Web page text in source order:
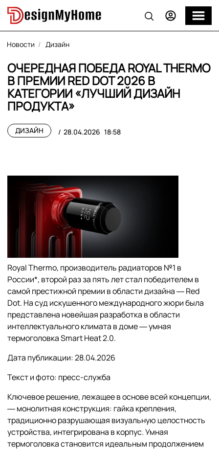
Новости Дизайн
ОЧЕРЕДНАЯ ПОБЕДА ROYAL THERMO
В ПРЕМИИ RED DOT 2026 В
КАТЕГОРИИ «ЛУЧШИЙ ДИЗАЙН
ПРОДУКТА»
ДИЗАЙН 28.04.2026 18:58
Royal Thermo, производитель радиаторов №1 в
России*, второй раз за пять лет стал победителем в
самой престижной премии в области дизайна ― Red
Dot. На суд искушенного международного жюри была
представлена новейшая разработка в области
интеллектуального климата в доме ― умная
термоголовка Smart Heat 2.0.
Дата публикации: 28.04.2026
Текст и фото: пресс-служба
Ключевое решение, лежащее в основе всей концепции,
― монолитная конструкция: гайка крепления,
традиционно разрушающая визуальную целостность
устройства, интегрирована в корпус. Умная
термоголовка становится идеальным продолжением